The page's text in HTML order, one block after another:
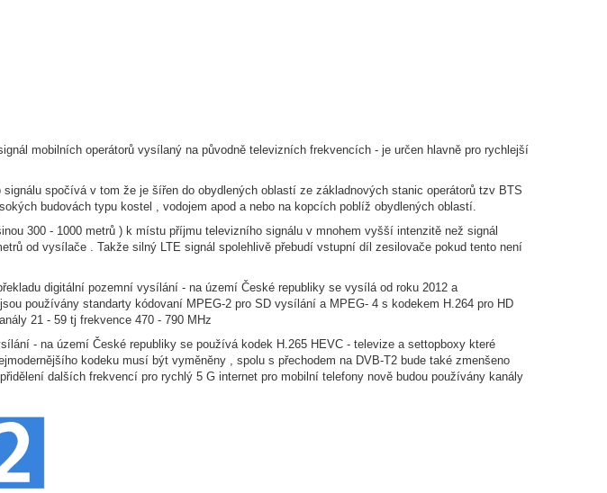
mobilních operátorů vysílaný na původně televizních frekvencích - je určen hlavně pro rychlejší
spočívá v tom že je šířen do obydlených oblastí ze základnových stanic operátorů tzv BTS
budovách typu kostel , vodojem apod a nebo na kopcích poblíž obydlených oblastí.
300 - 1000 metrů ) k místu příjmu televizního signálu v mnohem vyšší intenzitě než signál
od vysílače . Takže silný LTE signál spolehlivě přebudí vstupní díl zesilovače pokud tento není
digitální pozemní vysílání - na území České republiky se vysílá od roku 2012 a
používány standarty kódovaní MPEG-2 pro SD vysílání a MPEG- 4 s kodekem H.264 pro HD
21 - 59 tj frekvence 470 - 790 MHz
- na území České republiky se používá kodek H.265 HEVC - televize a settopboxy které
kodeku musí být vyměněny , spolu s přechodem na DVB-T2 bude také zmenšeno
dalších frekvencí pro rychlý 5 G internet pro mobilní telefony nově budou používány kanály